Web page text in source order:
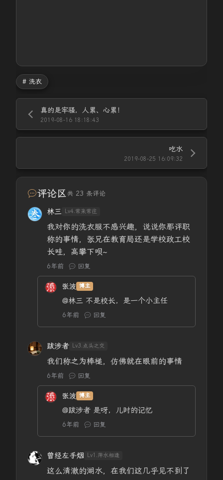
# 洗衣
真的是牢骚，人累、心累！
2019-08-16 18:18:43
吃水
2019-08-25 16:09:32
评论区共 23 条评论
林三 Lv4.常来常往
我对你的洗衣服不感兴趣，说说你那评职
称的事情，张兄在教育局还是学校政工校
长哇，高攀下呗~
6年前 回复
张波 博主
@林三 不是校长，是一个小主任
6年前 回复
跋涉者 Lv3.点头之交
我们称之为棒槌，仿佛就在眼前的事情
6年前 回复
张波 博主
@跋涉者 是呀，儿时的记忆
6年前 回复
曾经左手烟 Lv1.萍水相逢
这么清澈的湖水，在我们这几乎见不到了